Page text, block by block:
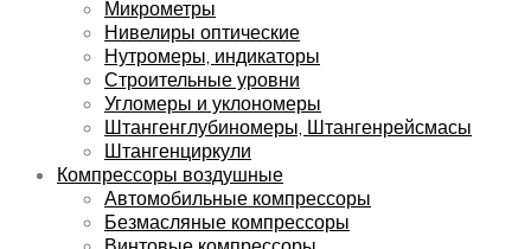
Микрометры
Нивелиры оптические
Нутромеры, индикаторы
Строительные уровни
Угломеры и уклономеры
Штангенглубиномеры, Штангенрейсмасы
Штангенциркули
Компрессоры воздушные
Автомобильные компрессоры
Безмасляные компрессоры